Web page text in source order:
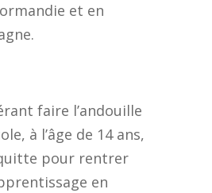
et en
faire l’andouille
à l’âge de 14 ans,
pour rentrer
en